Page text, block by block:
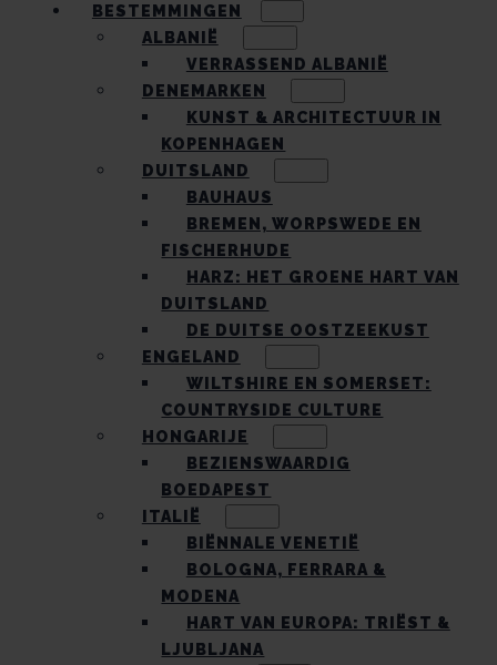
BESTEMMINGEN
ALBANIË
VERRASSEND ALBANIË
DENEMARKEN
KUNST & ARCHITECTUUR IN
KOPENHAGEN
DUITSLAND
BAUHAUS
BREMEN, WORPSWEDE EN
FISCHERHUDE
HARZ: HET GROENE HART VAN
DUITSLAND
DE DUITSE OOSTZEEKUST
ENGELAND
WILTSHIRE EN SOMERSET:
COUNTRYSIDE CULTURE
HONGARIJE
BEZIENSWAARDIG
BOEDAPEST
ITALIË
BIËNNALE VENETIË
BOLOGNA, FERRARA &
MODENA
HART VAN EUROPA: TRIËST &
LJUBLJANA